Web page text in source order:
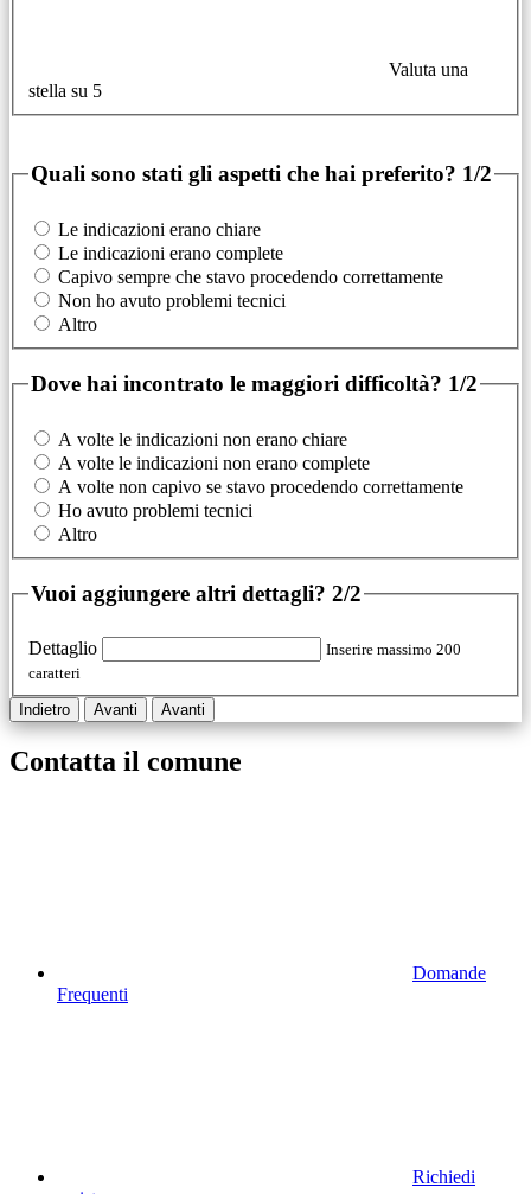
Valuta una
stella su 5
Quali sono stati gli aspetti che hai preferito? 1/2
Le indicazioni erano chiare
Le indicazioni erano complete
Capivo sempre che stavo procedendo correttamente
Non ho avuto problemi tecnici
Altro
Dove hai incontrato le maggiori difficoltà? 1/2
A volte le indicazioni non erano chiare
A volte le indicazioni non erano complete
A volte non capivo se stavo procedendo correttamente
Ho avuto problemi tecnici
Altro
Vuoi aggiungere altri dettagli? 2/2
Dettaglio
Inserire massimo 200
caratteri
Indietro Avanti Avanti
Contatta il comune
Domande
Frequenti
Richiedi